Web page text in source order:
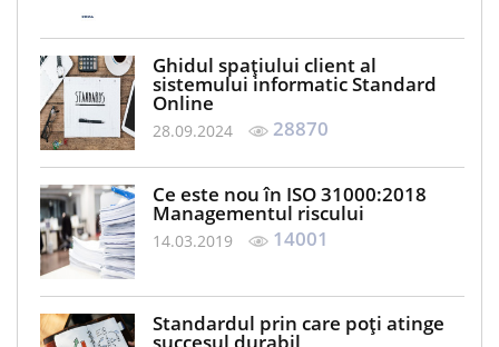
Ghidul spațiului client al
sistemului informatic Standard
Online
28.09.2024 28870
Ce este nou în ISO 31000:2018
Managementul riscului
14.03.2019 14001
Standardul prin care poți atinge